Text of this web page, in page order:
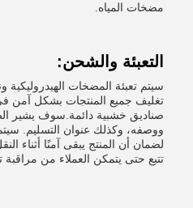
مضخات المياه.
التعبئة والشحن:
سيتم تعبئة المضخات الهيدروليكية
تغليف جميع المنتجات بشكل آمن
صناديق خشبية دائمة.سوف يشير
ووصفه، وكذلك عنوان التسليم.
لضمان أن المنتج يبقى آمنًا أثناء
تتبع حتى يتمكن العملاء من مراقبة